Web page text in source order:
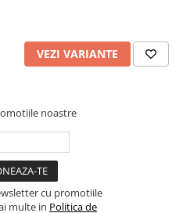
VEZI VARIANTE
noastre
cu promotiile
multe in Politica de